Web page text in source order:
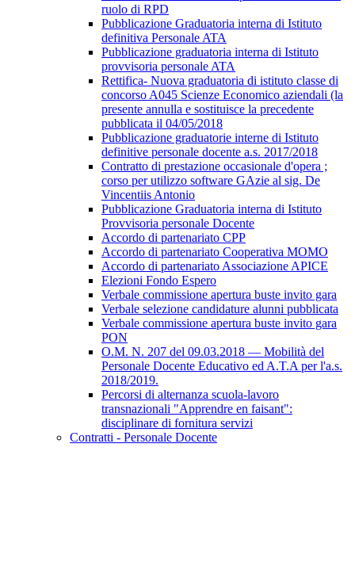
ruolo di RPD
Pubblicazione Graduatoria interna di Istituto
definitiva Personale ATA
Pubblicazione graduatoria interna di Istituto
provvisoria personale ATA
Rettifica- Nuova graduatoria di istituto classe di
concorso A045 Scienze Economico aziendali (la
presente annulla e sostituisce la precedente
pubblicata il 04/05/2018
Pubblicazione graduatorie interne di Istituto
definitive personale docente a.s. 2017/2018
Contratto di prestazione occasionale d'opera ;
corso per utilizzo software GAzie al sig. De
Vincentiis Antonio
Pubblicazione Graduatoria interna di Istituto
Provvisoria personale Docente
Accordo di partenariato CPP
Accordo di partenariato Cooperativa MOMO
Accordo di partenariato Associazione APICE
Elezioni Fondo Espero
Verbale commissione apertura buste invito gara
Verbale selezione candidature alunni pubblicata
Verbale commissione apertura buste invito gara
PON
O.M. N. 207 del 09.03.2018 — Mobilità del
Personale Docente Educativo ed A.T.A per l'a.s.
2018/2019.
Percorsi di alternanza scuola-lavoro
transnazionali "Apprendre en faisant":
disciplinare di fornitura servizi
Contratti - Personale Docente